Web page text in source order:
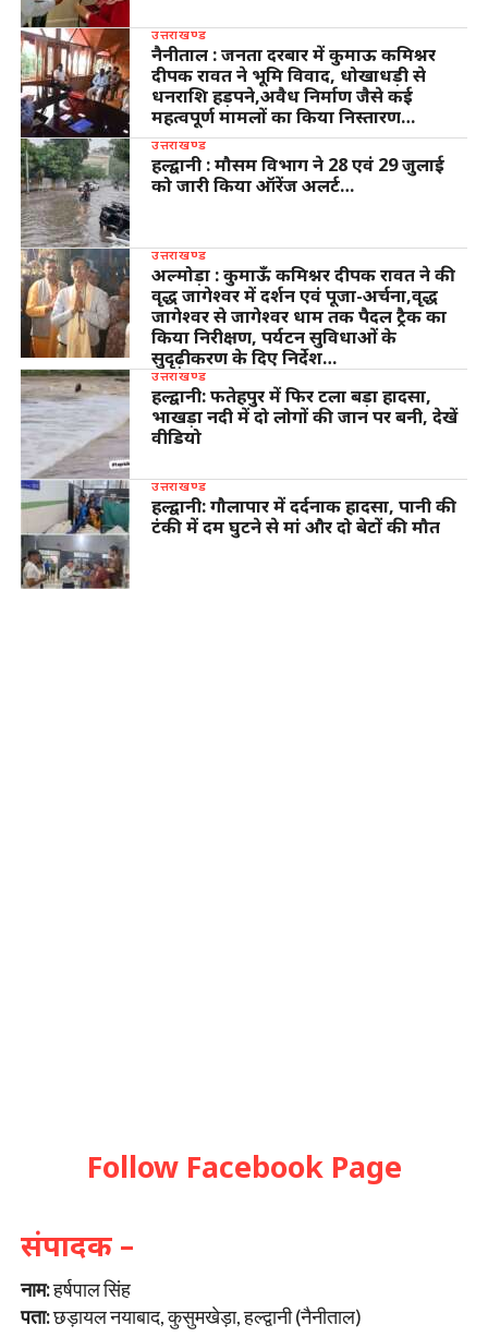
उत्तराखण्ड
नैनीताल : जनता दरबार में कुमाऊ कमिश्नर
दीपक रावत ने भूमि विवाद, धोखाधड़ी से
धनराशि हड़पने,अवैध निर्माण जैसे कई
महत्वपूर्ण मामलों का किया निस्तारण…
उत्तराखण्ड
हल्द्वानी : मौसम विभाग ने 28 एवं 29 जुलाई
को जारी किया ऑरेंज अलर्ट…
उत्तराखण्ड
अल्मोड़ा : कुमाऊँ कमिश्नर दीपक रावत ने की
वृद्ध जागेश्वर में दर्शन एवं पूजा-अर्चना,वृद्ध
जागेश्वर से जागेश्वर धाम तक पैदल ट्रैक का
किया निरीक्षण, पर्यटन सुविधाओं के
सुदृढ़ीकरण के दिए निर्देश…
उत्तराखण्ड
हल्द्वानी: फतेहपुर में फिर टला बड़ा हादसा,
भाखड़ा नदी में दो लोगों की जान पर बनी, देखें
वीडियो
उत्तराखण्ड
हल्द्वानी: गौलापार में दर्दनाक हादसा, पानी की
टंकी में दम घुटने से मां और दो बेटों की मौत
Follow Facebook Page
संपादक –
नाम:हर्षपाल सिंह
पता:छड़ायल नयाबाद, कुसुमखेड़ा, हल्द्वानी (नैनीताल)